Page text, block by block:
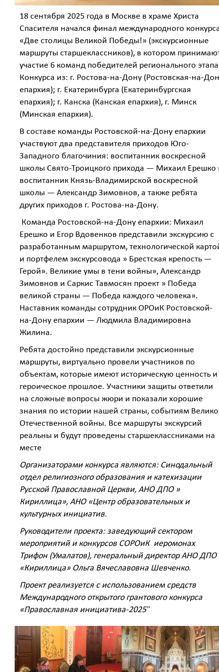
18 сентября 2025 года в Москве в храме Христа
Спасителя начался финал международного
«Две столицы Великой Победы!» (экскурсионные
маршруты старшеклассников), в котором
участие 6 команд победителей регионального этапа
Конкурса из: г. Ростова-на-Дону (Ростовская-на-
епархия); г. Екатеринбурга (Екатеринбургская
епархия); г. Канска (Канская епархия), г. Минск
(Минская епархия).
В составе команды Ростовской-на-Дону епархии
участвуют два представителя приходов Юго-
Западного благочиния: воспитанник воскресной
школы Свято-Троицкого прихода — Михаил Ерешко
воспитанник Князь-Владимирской воскресной
школы — Александр Зимовнов, а также ребята
других приходов г. Ростова-на-Дону.
Команда Ростовской-на-Дону епархии: Михаил
Ерешко и Егор Вдовенков представили экскурсию с
разработанным маршрутом, технологической
и портфелем экскурсовода » Брестская крепость —
Герой». Великие умы в тени войны», Александр
Зимовнов и Саркис Тавмосян проект » Победа
великой страны — Победа каждого человека».
Наставник команды сотрудник ОРОиК Ростовской-
на-Дону епархии — Людмила Владимировна
Жилина.
Ребята достойно представили экскурсионные
маршруты, виртуально провели участников по
объектам, которые имеют историческую ценность и
героическое прошлое. Участники защиты ответили
на сложные вопросы жюри и показали хорошие
знания по истории нашей страны, событиям
Отечественной войны. Все маршруты экскурсий
реальны и будут проведены старшеклассниками на
месте
Организаторами конкурса являются: Синодальный
отдел религиозного образования и катехизации
Русской Православной Церкви, АНО ДПО »
Кириллица», АНО «Центр образовательных и
культурных инициатив.
Руководители проекта: заведующий сектором
мероприятий и конкурсов СОРОиК иеромонах
Трифон (Умалатов), генеральный директор АНО ДПО
«Кириллица» Ольга Вячеславовна Шевченко.
Проект реализуется с использованием средств
Международного открытого грантового конкурса
«Православная инициатива-2025″